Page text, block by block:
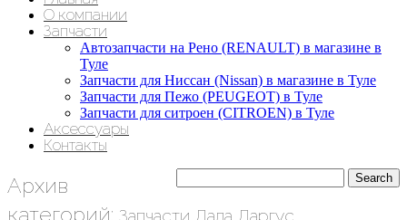
О компании
Запчасти
Автозапчасти на Рено (RENAULT) в магазине в
Туле
Запчасти для Ниссан (Nissan) в магазине в Туле
Запчасти для Пежо (PEUGEOT) в Туле
Запчасти для ситроен (CITROEN) в Туле
Аксессуары
Контакты
Архив
категорий: Запчасти Лада Ларгус